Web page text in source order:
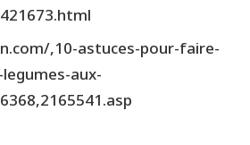
,10-astuces-pour-faire-
aux-